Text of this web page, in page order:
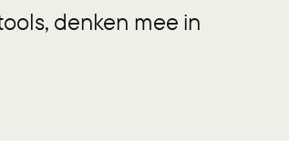
denken mee in